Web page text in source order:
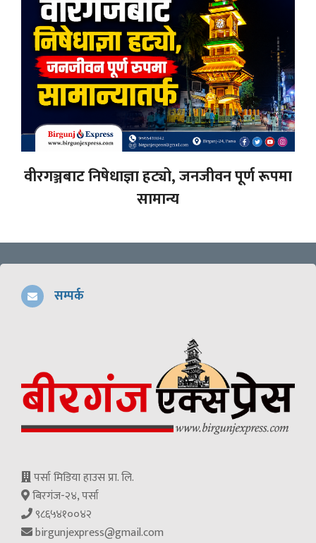
वीरगञ्जबाट निषेधाज्ञा हट्यो, जनजीवन पूर्ण रूपमा
सामान्य
सम्पर्क
पर्सा मिडिया हाउस प्रा. लि.
बिरगंज-२४, पर्सा
९८६५४१००४२
birgunjexpress@gmail.com